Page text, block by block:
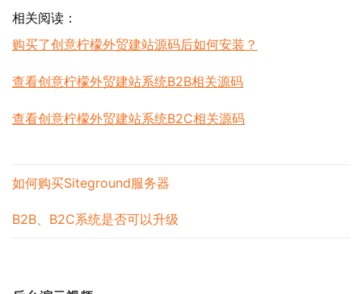
相关阅读：
购买了创意柠檬外贸建站源码后如何安装？
查看创意柠檬外贸建站系统B2B相关源码
查看创意柠檬外贸建站系统B2C相关源码
如何购买Siteground服务器
B2B、B2C系统是否可以升级